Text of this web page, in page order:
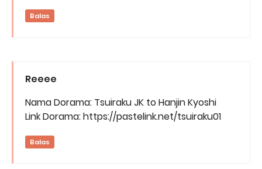
Balas
Reeee
Nama Dorama: Tsuiraku JK to Hanjin Kyoshi
Link Dorama: https://pastelink.net/tsuiraku01
Balas